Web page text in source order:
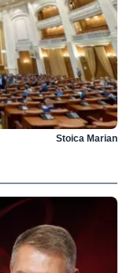
Stoica Marian